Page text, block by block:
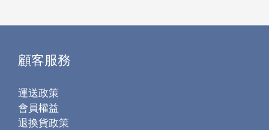
顧客服務
運送政策
會員權益
退換貨政策